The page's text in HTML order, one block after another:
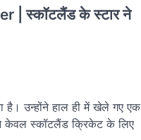
| स्कॉटलैंड के स्टार ने
है। उन्होंने हाल ही में खेले गए एक
केवल स्कॉटलैंड क्रिकेट के लिए